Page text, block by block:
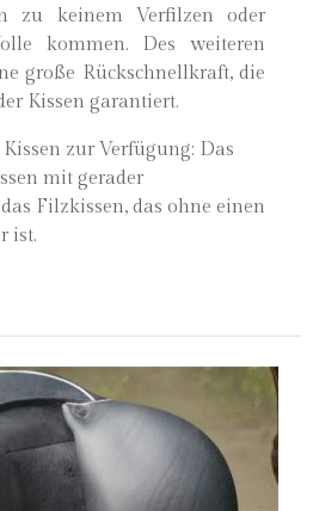
zu keinem Verfilzen oder
kommen. Des weiteren
große Rückschnellkraft, die
Kissen garantiert.
zur Verfügung: Das
mit gerader
Filzkissen, das ohne einen
ist.